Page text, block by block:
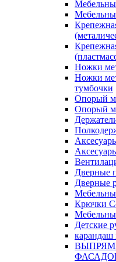
Ножки‏ металические для
тумбочки
Опорый
Опорый
Дверные
Дверные
Крючки
Детские
карандаш